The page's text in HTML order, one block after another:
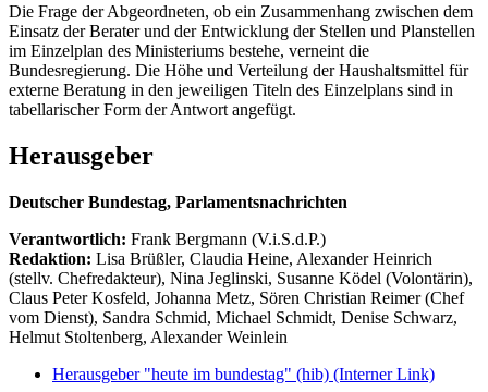
Die Frage der Abgeordneten, ob ein Zusammenhang zwischen dem
Einsatz der Berater und der Entwicklung der Stellen und Planstellen
im Einzelplan des Ministeriums bestehe, verneint die
Bundesregierung. Die Höhe und Verteilung der Haushaltsmittel für
externe Beratung in den jeweiligen Titeln des Einzelplans sind in
tabellarischer Form der Antwort angefügt.
Herausgeber
Deutscher Bundestag, Parlamentsnachrichten
Verantwortlich: Frank Bergmann (V.i.S.d.P.)
Redaktion: Lisa Brüßler, Claudia Heine, Alexander Heinrich
(stellv. Chefredakteur), Nina Jeglinski, Susanne Ködel (Volontärin),
Claus Peter Kosfeld, Johanna Metz, Sören Christian Reimer (Chef
vom Dienst), Sandra Schmid, Michael Schmidt, Denise Schwarz,
Helmut Stoltenberg, Alexander Weinlein
Herausgeber "heute im bundestag" (hib) (Interner Link)